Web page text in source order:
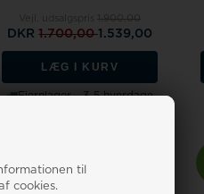
til
cookies.
DKR1.700,001.539,00
LÆG I KURV
Fjernlager - 3-5 hverdage
19%